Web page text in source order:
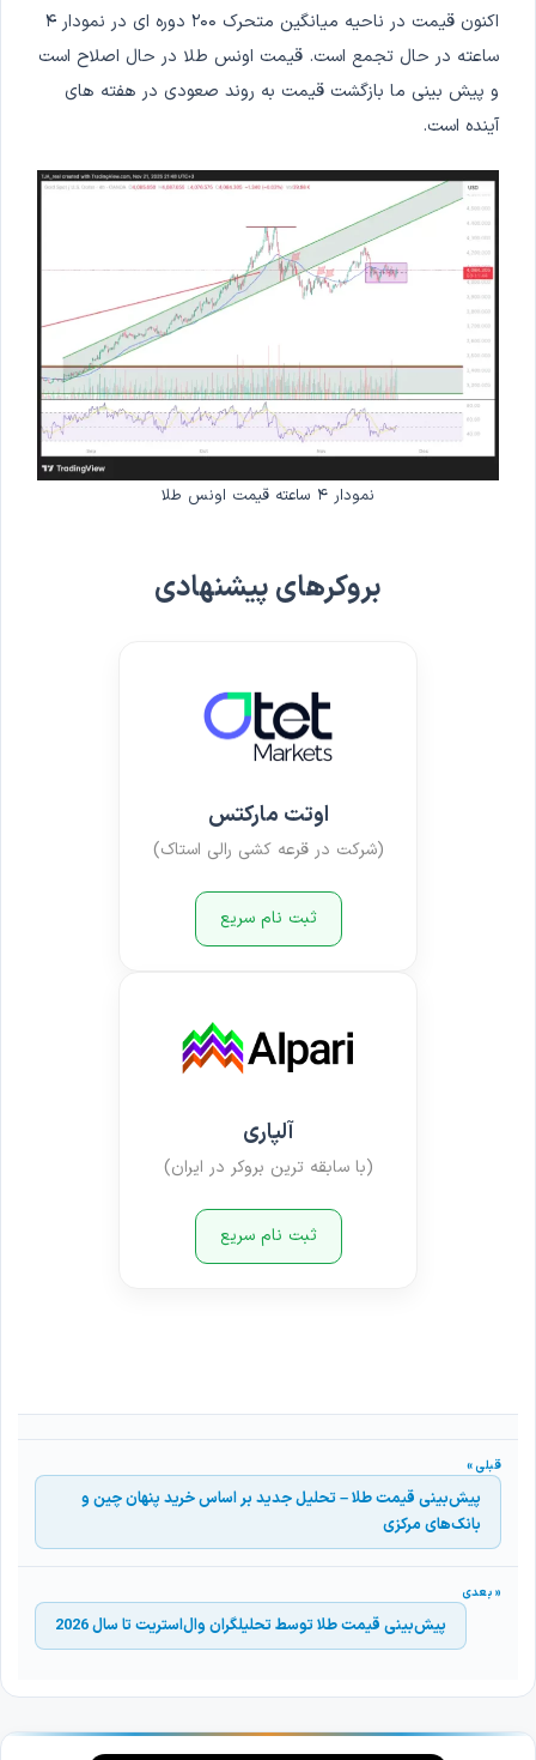
اکنون قیمت در ناحیه میانگین متحرک ۲۰۰ دوره ای در نمودار ۴
ساعته در حال تجمع است. قیمت اونس طلا در حال اصلاح است
و پیش بینی ما بازگشت قیمت به روند صعودی در هفته های
آینده است.
نمودار ۴ ساعته قیمت اونس طلا
بروکرهای پیشنهادی
اوتت مارکتس
(شرکت در قرعه کشی رالی استاک)
ثبت نام سریع
آلپاری
(با سابقه ترین بروکر در ایران)
ثبت نام سریع
پیش‌بینی قیمت طلا – تحلیل جدید بر اساس خرید پنهان چین و
بانک‌های مرکزی
پیش‌بینی قیمت طلا توسط تحلیلگران وال‌استریت تا سال 2026